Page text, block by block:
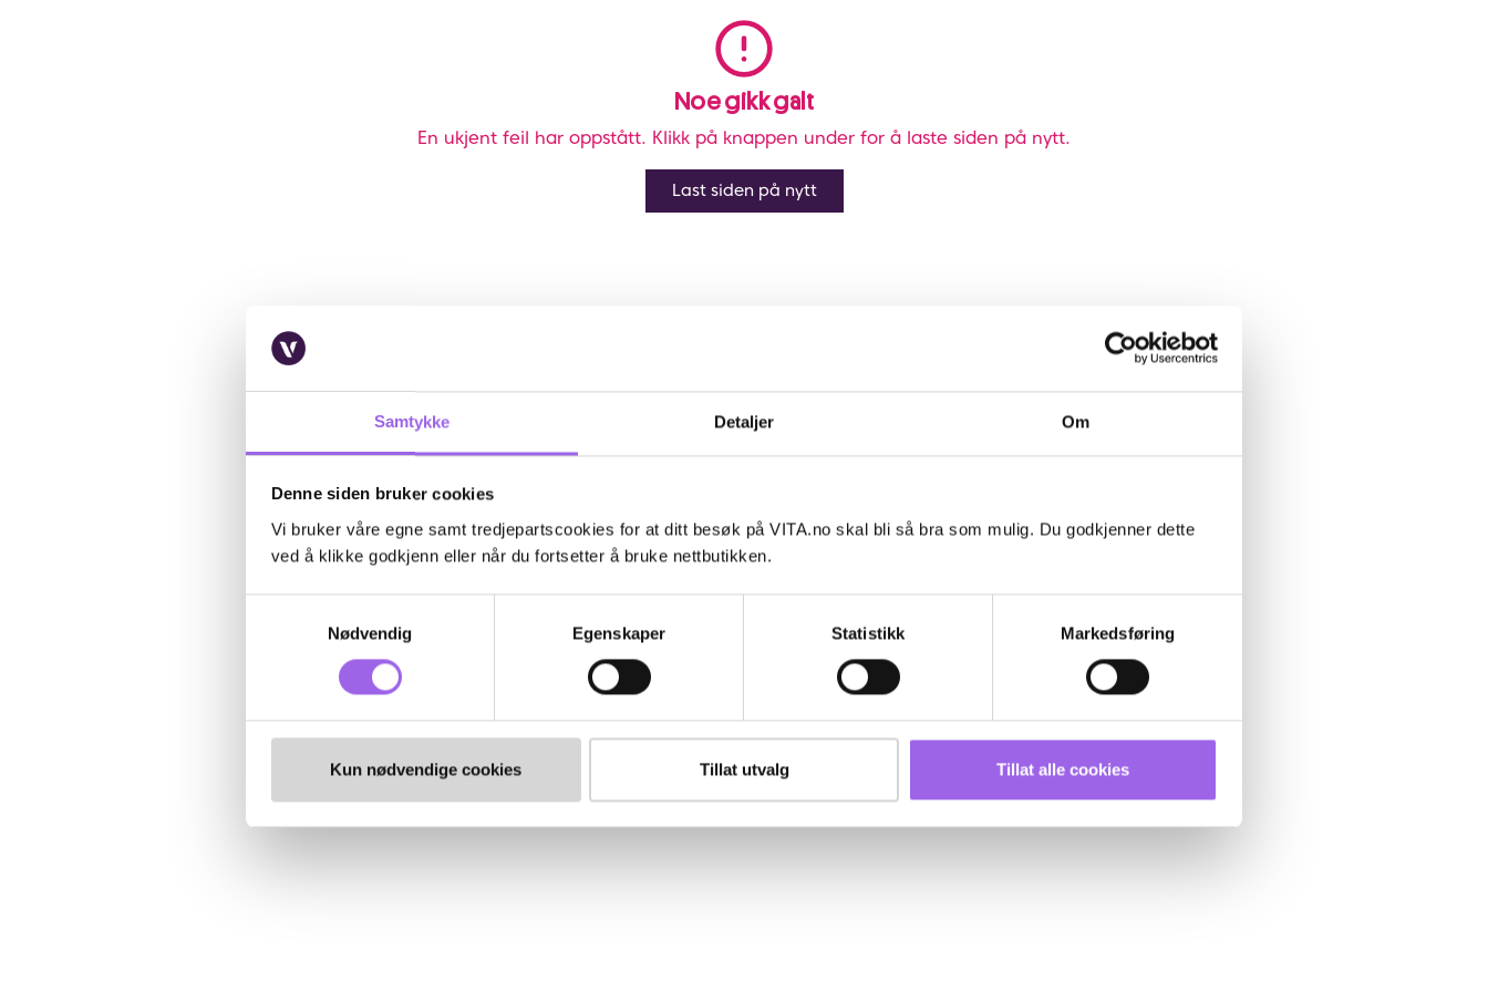
Samtykke Detaljer Om
Denne siden bruker cookies
Vi bruker våre egne samt tredjepartscookies for at ditt besøk på VITA.no skal bli så bra som mulig. Du godkjenner dette
ved å klikke godkjenn eller når du fortsetter å bruke nettbutikken.
Nødvendig
Egenskaper Statistikk Markedsføring
Kun nødvendige cookies Tillat utvalg Tillat alle cookies
Noe gikk galt
En ukjent feil har oppstått. Klikk på knappen under for å laste siden på nytt.
Last siden på nytt